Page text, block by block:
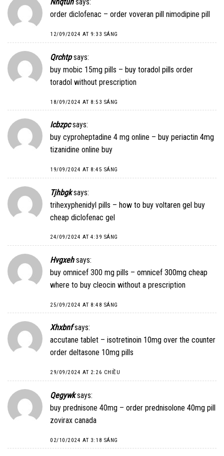
Nhqtun says:
order diclofenac – order voveran pill nimodipine pill
12/09/2024 AT 9:33 SÁNG
Qrchtp says:
buy mobic 15mg pills – buy toradol pills order
toradol without prescription
18/09/2024 AT 8:53 SÁNG
Icbzpc says:
buy cyproheptadine 4 mg online – buy periactin 4mg
tizanidine online buy
19/09/2024 AT 8:45 SÁNG
Tjhbgk says:
trihexyphenidyl pills – how to buy voltaren gel buy
cheap diclofenac gel
24/09/2024 AT 4:39 SÁNG
Hvgxeh says:
buy omnicef 300 mg pills – omnicef 300mg cheap
where to buy cleocin without a prescription
25/09/2024 AT 8:48 SÁNG
Xhxbnf says:
accutane tablet – isotretinoin 10mg over the counter
order deltasone 10mg pills
29/09/2024 AT 2:26 CHIỀU
Qegywk says:
buy prednisone 40mg – order prednisolone 40mg pill
zovirax canada
02/10/2024 AT 3:18 SÁNG